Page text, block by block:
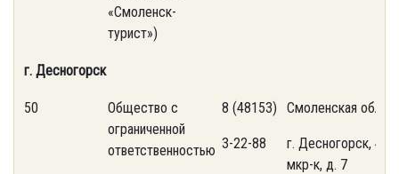
«Смоленск-
турист»)
г. Десногорск
50
Общество с
ограниченной
ответственностью
8 (48153)
3-22-88
Смоленская обл,
г. Десногорск, 4
мкр-к, д. 7